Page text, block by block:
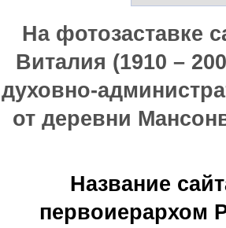
На фотозаставке
Виталия (1910 –
духовно-
от деревни
Название
первоиерархом